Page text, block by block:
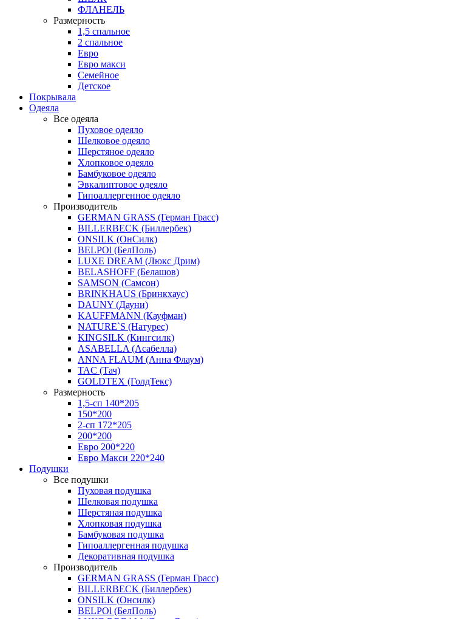
ФЛАНЕЛЬ
Размерность
1,5 спальное
2 спальное
Евро
Евро макси
Семейное
Детское
Покрывала
Одеяла
Все одеяла
Пуховое одеяло
Шелковое одеяло
Шерстяное одеяло
Хлопковое одеяло
Бамбуковое одеяло
Эвкалиптовое одеяло
Гипоаллергенное одеяло
Производитель
GERMAN GRASS (Герман Грасс)
BILLERBECK (Биллербек)
ONSILK (ОнСилк)
BELPOl (БелПоль)
LUXE DREAM (Люкс Дрим)
BELASHOFF (Белашов)
SAMSON (Самсон)
BRINKHAUS (Бринкхаус)
DAUNY (Дауни)
KAUFFMANN (Кауфман)
NATURE`S (Натурес)
KINGSILK (Кингсилк)
ASABELLA (Асабелла)
ANNA FLAUM (Анна Флаум)
TAC (Тач)
GOLDTEX (ГолдТекс)
Размерность
1,5-сп 140*205
150*200
2-сп 172*205
200*200
Евро 200*220
Евро Макси 220*240
Подушки
Все подушки
Пуховая подушка
Шелковая подушка
Шерстяная подушка
Хлопковая подушка
Бамбуковая подушка
Гипоаллергенная подушка
Декоративная подушка
Производитель
GERMAN GRASS (Герман Грасс)
BILLERBECK (Биллербек)
ONSILK (Онсилк)
BELPOl (БелПоль)